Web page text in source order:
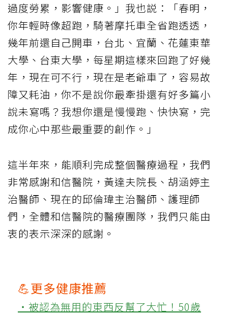
過度勞累，影響健康。」我也説：「春明，
你年輕時像超跑，騎著摩托車全省跑透透，
幾年前還自己開車，台北、宜蘭、花蓮東華
大學、台東大學，每星期這樣來回跑了好幾
年，現在可不行，現在是老爺車了，容易故
障又耗油，你不是說你最牽掛還有好多篇小
說未寫嗎？我想你還是慢慢跑、快快寫，完
成你心中那些最重要的創作。」
這半年來，能順利完成整個醫療過程，我們
非常感謝和信醫院，黃達夫院長、胡涵婷主
治醫師、現在的邱倫瑋主治醫師、護理師
們，全體和信醫院的醫療團隊，我們只能由
衷的表示深深的感謝。
💪更多健康推薦
‧被認為無用的東西反幫了大忙！50歲